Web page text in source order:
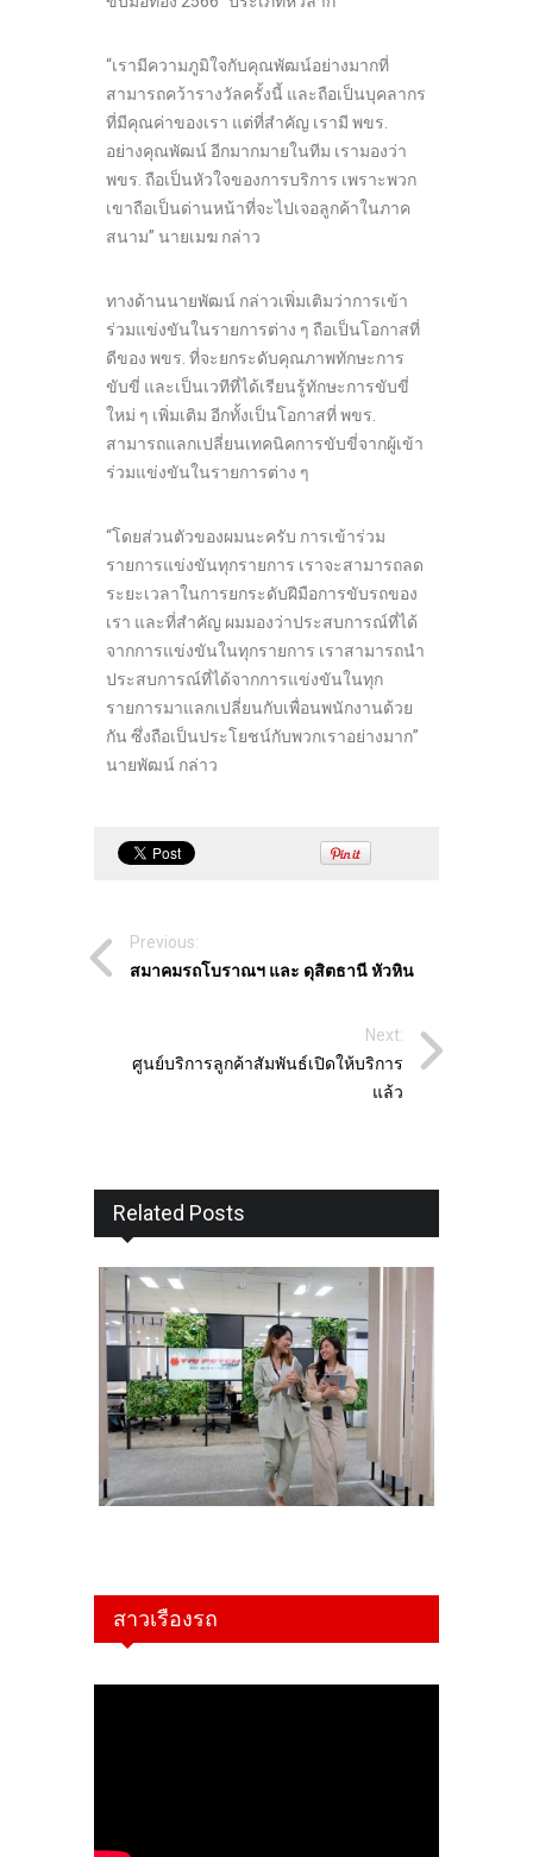
“เรามีความภูมิใจกับคุณพัฒน์อย่างมากที่
สามารถคว้ารางวัลครั้งนี้ และถือเป็นบุคลากร
ที่มีคุณค่าของเรา แต่ที่สำคัญ เรามี พขร.
อย่างคุณพัฒน์ อีกมากมายในทีม เรามองว่า
พขร. ถือเป็นหัวใจของการบริการ เพราะพวก
เขาถือเป็นด่านหน้าที่จะไปเจอลูกค้าในภาค
สนาม” นายเมฆ กล่าว
ทางด้านนายพัฒน์ กล่าวเพิ่มเติมว่าการเข้า
ร่วมแข่งขันในรายการต่าง ๆ ถือเป็นโอกาสที่
ดีของ พขร. ที่จะยกระดับคุณภาพทักษะการ
ขับขี่ และเป็นเวทีที่ได้เรียนรู้ทักษะการขับขี่
ใหม่ ๆ เพิ่มเติม อีกทั้งเป็นโอกาสที่ พขร.
สามารถแลกเปลี่ยนเทคนิคการขับขี่จากผู้เข้า
ร่วมแข่งขันในรายการต่าง ๆ
“โดยส่วนตัวของผมนะครับ การเข้าร่วม
รายการแข่งขันทุกรายการ เราจะสามารถลด
ระยะเวลาในการยกระดับฝีมือการขับรถของ
เรา และที่สำคัญ ผมมองว่าประสบการณ์ที่ได้
จากการแข่งขันในทุกรายการ เราสามารถนำ
ประสบการณ์ที่ได้จากการแข่งขันในทุก
รายการมาแลกเปลี่ยนกับเพื่อนพนักงานด้วย
กัน ซึ่งถือเป็นประโยชน์กับพวกเราอย่างมาก”
นายพัฒน์ กล่าว
Previous:
สมาคมรถโบราณฯ และ ดุสิตธานี หัวหิน
Next:
ศูนย์บริการลูกค้าสัมพันธ์เปิดให้บริการ
แล้ว
Related Posts
สาวเรืองรถ